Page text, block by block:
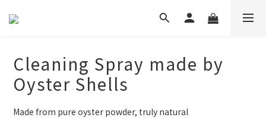
Cleaning Spray made by
Oyster Shells
Made from pure oyster powder, truly natural